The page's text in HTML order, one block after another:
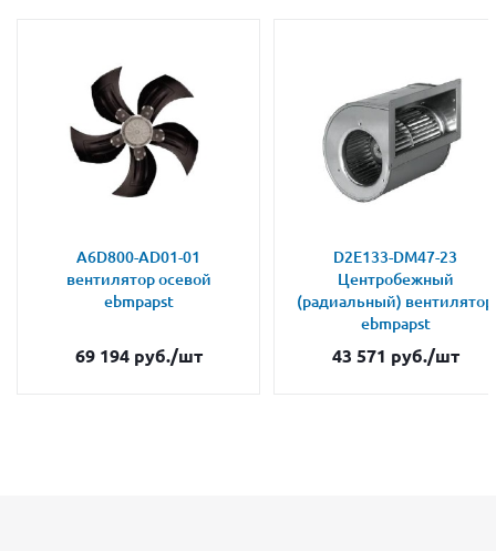
A6D800-AD01-01
вентилятор осевой
ebmpapst
69 194руб./шт
D2E133-DM47-23
Центробежный
(радиальный) вентилятор
ebmpapst
43 571 руб./шт